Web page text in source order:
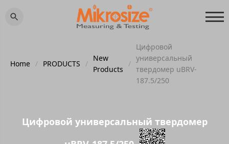
Home / PRODUCTS /
New
Products
/
Цифровой
универсальный
твердомер uBRV-
187.5/250
Цифровой универсальный твердомер